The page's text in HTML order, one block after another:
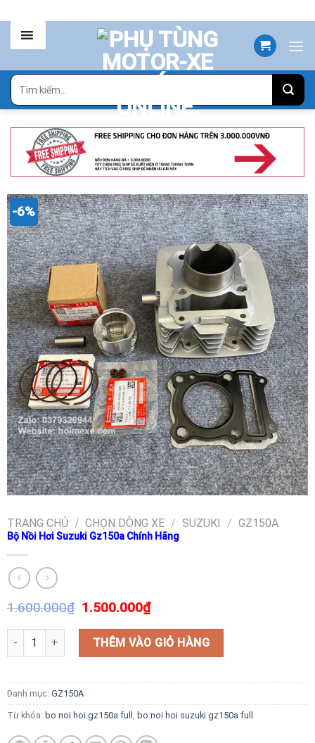
to
content
Tìm
kiếm:
-6%
TRANG CHỦ / CHỌN DÒNG XE / SUZUKI / GZ150A
Bộ Nồi Hơi Suzuki Gz150a Chính Hãng
1.600.000₫ 1.500.000₫
Bộ Nồi Hơi Suzuki Gz150a Chính Hãng số lượng
THÊM VÀO GIỎ HÀNG
Danh mục: GZ150A
Từ khóa: bo noi hoi gz150a full , bo noi hoi suzuki gz150a full